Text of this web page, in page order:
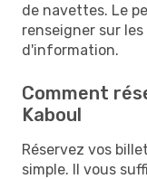
de navettes. Le
renseigner sur
d'information.
Comment
Kaboul
Réservez vos
simple. Il vous